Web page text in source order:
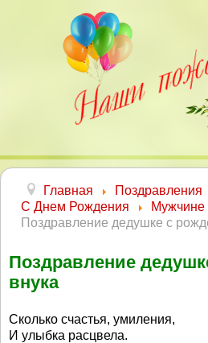
Главная
Поздравления
С Днем Рождения
Мужчине
Поздравление дедушке с
Поздравление
внука
Сколько счастья, умиления,
И улыбка расцвела.